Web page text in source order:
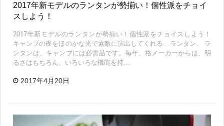
2017年新モデルのランタンが勢揃い！個性派をチョイ
スしよう！
2017年新モデルのランタンが勢揃い！個性派をチョイスしよう！
キャンプの夜をほのかな光で素敵に演出してくれる、ランタン。 ラ
ンタンは、キャンプには必需品です。毎年、格メーカーからは、明
るさはもちろん、いろいろな機能を持…
2017年4月20日